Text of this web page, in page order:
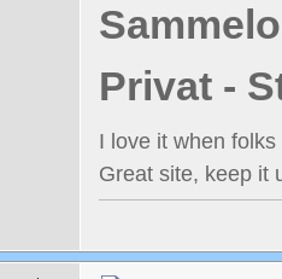
Privat -
I love it when
Great site, keep it